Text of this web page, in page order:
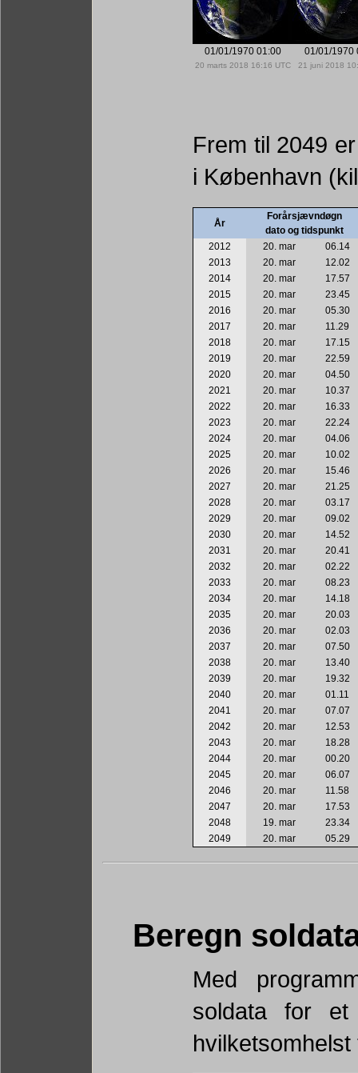
01/01/1970 01:00
20 marts 2018 16:16 UTC
01/01/1970
21 juni 2018
Frem til 2049
i København
År
Forårsjævndøgn
dato og tidspunkt
2012
20. mar
06.14
2013
20. mar
12.02
2014
20. mar
17.57
2015
20. mar
23.45
2016
20. mar
05.30
2017
20. mar
11.29
2018
20. mar
17.15
2019
20. mar
22.59
2020
20. mar
04.50
2021
20. mar
10.37
2022
20. mar
16.33
2023
20. mar
22.24
2024
20. mar
04.06
2025
20. mar
10.02
2026
20. mar
15.46
2027
20. mar
21.25
2028
20. mar
03.17
2029
20. mar
09.02
2030
20. mar
14.52
2031
20. mar
20.41
2032
20. mar
02.22
2033
20. mar
08.23
2034
20. mar
14.18
2035
20. mar
20.03
2036
20. mar
02.03
2037
20. mar
07.50
2038
20. mar
13.40
2039
20. mar
19.32
2040
20. mar
01.11
2041
20. mar
07.07
2042
20. mar
12.53
2043
20. mar
18.28
2044
20. mar
00.20
2045
20. mar
06.07
2046
20. mar
11.58
2047
20. mar
17.53
2048
19. mar
23.34
2049
20. mar 05.29
Beregn
Med
soldata for